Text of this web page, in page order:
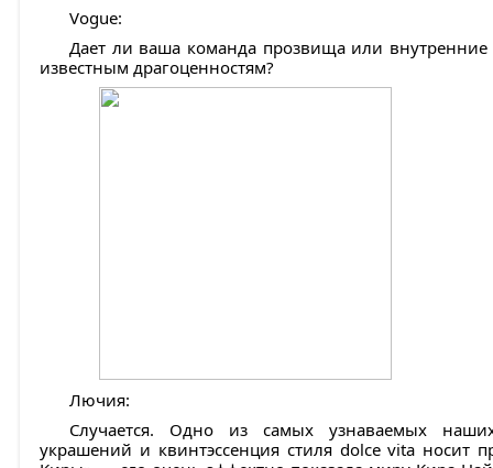
Vogue:
Дает ли ваша команда прозвища или внутренние
известным драгоценностям?
Лючия:
Случается. Одно из самых узнаваемых
украшений и квинтэссенция стиля dolce vita носит